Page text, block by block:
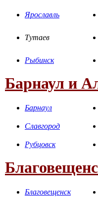
Ярославль
Тутаев
Рыбинск
Барнаул и
Барнаул
Славгород
Рубцовск
Благовещенск